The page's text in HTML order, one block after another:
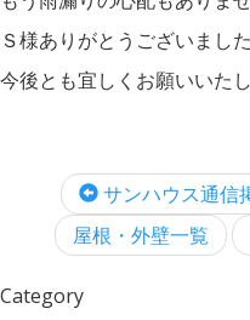
Ｓ様ありがとうございました
今後とも宜しくお願いいたし
サンハウス通信
屋根・外壁一覧
Category